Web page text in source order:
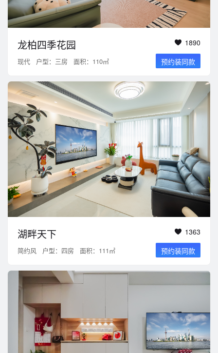
龙柏四季花园 1890
现代 户型：三房 面积：110㎡ 预约装同款
湖畔天下 1363
简约风 户型：四房 面积：111㎡ 预约装同款